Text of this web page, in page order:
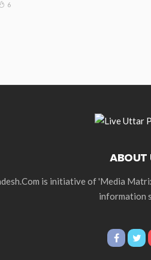
6
ABOUT
is initiative of 'Media
information